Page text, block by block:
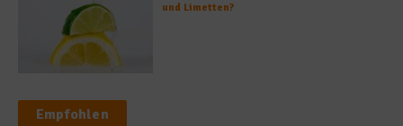
und Limetten?
Empfohlen